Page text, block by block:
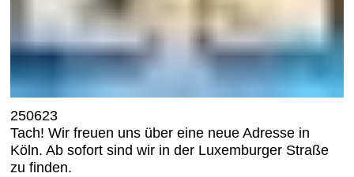
250623
Tach! Wir freuen uns über eine neue Adresse in
Köln. Ab sofort sind wir in der Luxemburger Straße
zu finden.